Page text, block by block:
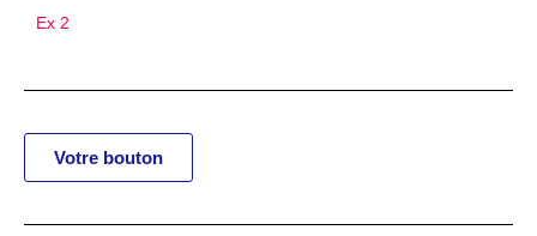
Ex 2
Votre bouton